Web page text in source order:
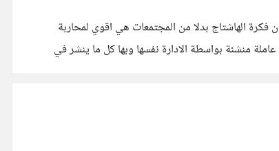
فكرة الهاشتاج بدلا من المجتمعات هي اقوي لمحاربة
منشئة بواسطة الادارة نفسها وبها كل ما ينشر في